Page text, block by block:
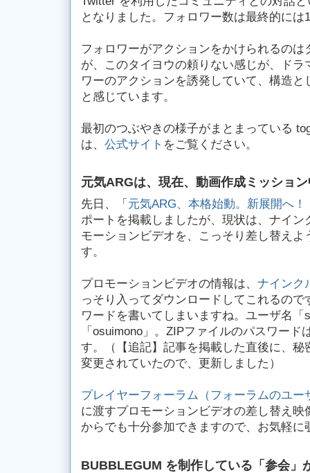
となりました。フォロワー数は最終的に
フォロワーがアクションをかけられるの
が、このタイヨウの頼りない感じが、ド
ワーのアクションを誘発していて、構造
と感じています。
最初のつぶやきの様子がまとまっている
は、 公式サイト をご覧ください。
元気ARGは、現在、動画作成ミッショ
先日、「 元気ARG、本格始動。新展開へ
ポートを掲載しましたが、現状は、ナイ
モーションビデオを、こっそり差し替え
す。
プロモーションビデオの情報は、 ナインク
っそり入ってダウンロードしてこれるの
ワードを書いてしまいますね。ユーザ名「
「osuimono」。ZIPファイルのパスワード
す。（【追記】記事を掲載した直後に、
変更されていたので、更新しました）
プレイヤーフォーラム（フォーラムのユー
に渡すプロモーションビデオの差し替え
からでも十分参加できますので、お気軽に
BUBBLEGUM を制作している「参会」